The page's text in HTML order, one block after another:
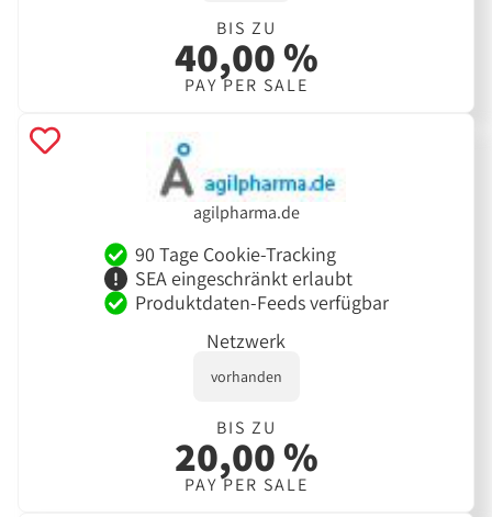
BIS ZU
40,00 %
PAY PER SALE
agilpharma.de
90 Tage Cookie-Tracking
SEA eingeschränkt erlaubt
Produktdaten-Feeds verfügbar
Netzwerk
vorhanden
BIS ZU
20,00 %
PAY PER SALE